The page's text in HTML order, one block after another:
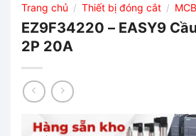
Trang chủ / Thiết bị đóng cắt /
EZ9F34220 – EASY9
2P 20A